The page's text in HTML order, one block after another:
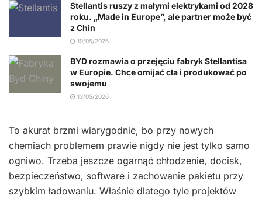
Stellantis ruszy z małymi elektrykami od 2028
roku. „Made in Europe”, ale partner może być
z Chin
19/05/2026
BYD rozmawia o przejęciu fabryk Stellantisa
w Europie. Chce omijać cła i produkować po
swojemu
13/05/2026
To akurat brzmi wiarygodnie, bo przy nowych
chemiach problemem prawie nigdy nie jest tylko samo
ogniwo. Trzeba jeszcze ogarnąć chłodzenie, docisk,
bezpieczeństwo, software i zachowanie pakietu przy
szybkim ładowaniu. Właśnie dlatego tyle projektów